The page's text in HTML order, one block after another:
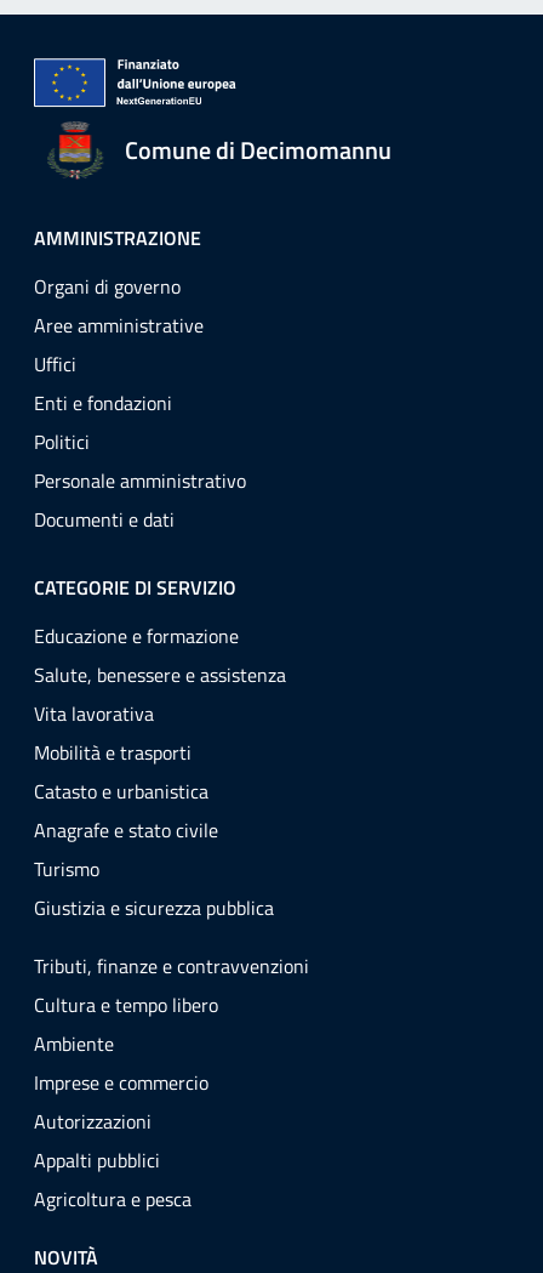
Comune di Decimomannu
AMMINISTRAZIONE
Organi di governo
Aree amministrative
Uffici
Enti e fondazioni
Politici
Personale amministrativo
Documenti e dati
CATEGORIE DI SERVIZIO
Educazione e formazione
Salute, benessere e assistenza
Vita lavorativa
Mobilità e trasporti
Catasto e urbanistica
Anagrafe e stato civile
Turismo
Giustizia e sicurezza pubblica
Tributi, finanze e contravvenzioni
Cultura e tempo libero
Ambiente
Imprese e commercio
Autorizzazioni
Appalti pubblici
Agricoltura e pesca
NOVITÀ